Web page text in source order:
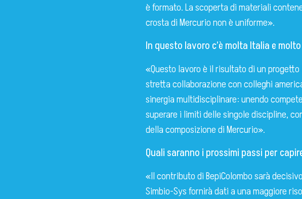
è formato. La scoperta di materiali
crosta di Mercurio non è uniforme».
In questo lavoro c’è molta Italia e
«Questo lavoro è il risultato di un progetto
stretta collaborazione con colleghi
sinergia multidisciplinare: unendo
superare i limiti delle singole discipline,
della composizione di Mercurio».
Quali saranno i prossimi passi per
«Il contributo di BepiColombo sarà
Simbio-Sys fornirà dati a una maggiore